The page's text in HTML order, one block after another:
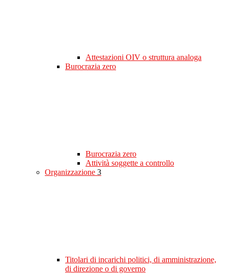
Attestazioni OIV o struttura analoga
Burocrazia zero
Burocrazia zero
Attività soggette a controllo
Organizzazione 3
Titolari di incarichi politici, di amministrazione,
di direzione o di governo